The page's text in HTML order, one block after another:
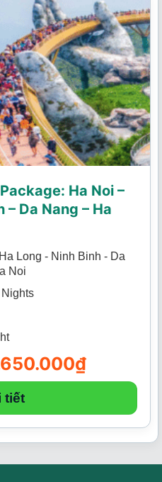
Ha Noi –
– Da Nang – Ha
Long - Ninh Binh - Da
Noi
₫Giá
tại
9.650.000₫.
tiết